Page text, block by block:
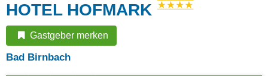
HOTEL HOFMARK
Gastgeber merken
Bad Birnbach